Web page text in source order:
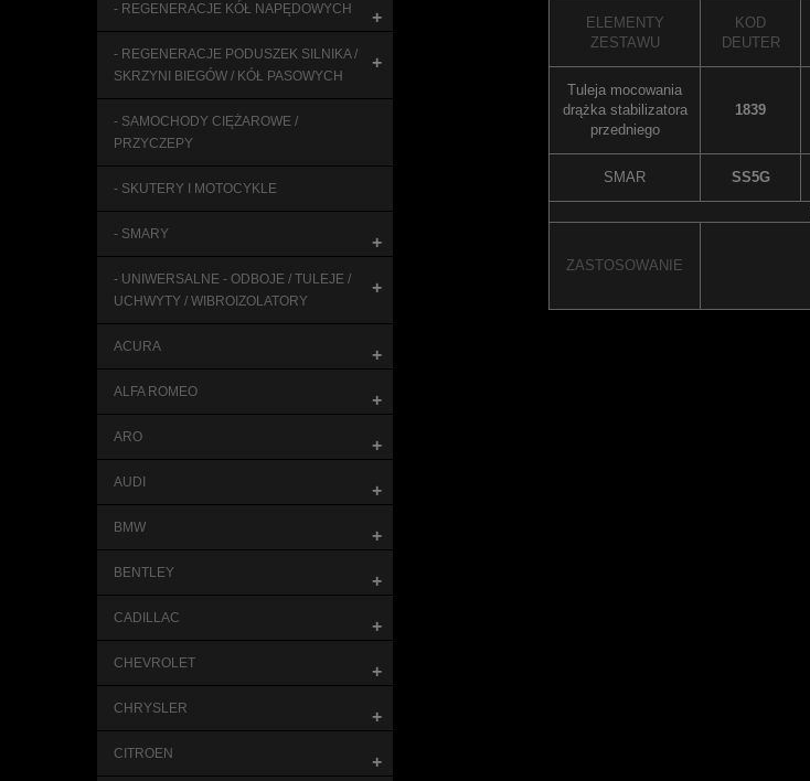
- REGENERACJE KÓŁ NAPĘDOWYCH +
- REGENERACJE PODUSZEK SILNIKA /
SKRZYNI BIEGÓW / KÓŁ PASOWYCH
+
- SAMOCHODY CIĘŻAROWE /
PRZYCZEPY
- SKUTERY I MOTOCYKLE
- SMARY +
- UNIWERSALNE - ODBOJE / TULEJE /
UCHWYTY / WIBROIZOLATORY
+
ACURA +
ALFA ROMEO +
ARO +
AUDI +
BMW +
BENTLEY +
CADILLAC +
CHEVROLET +
CHRYSLER +
CITROEN +
ELEMENTY
ZESTAWU
KOD
DEUTER
Tuleja mocowania
drążka stabilizatora
przedniego
1839
SMAR SS5G
ZASTOSOWANIE